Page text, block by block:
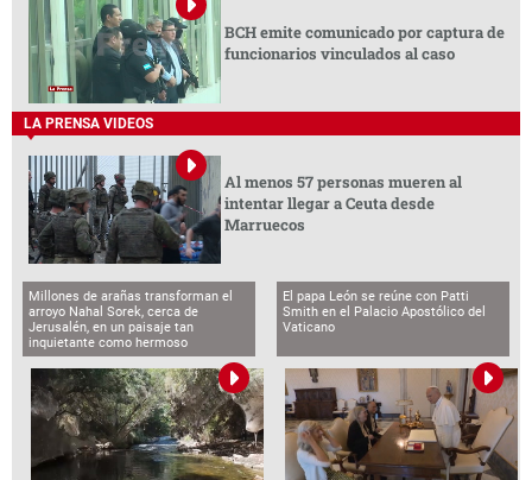
BCH emite comunicado por captura de
funcionarios vinculados al caso
LA PRENSA VIDEOS
Al menos 57 personas mueren al
intentar llegar a Ceuta desde
Marruecos
Millones de arañas transforman el
arroyo Nahal Sorek, cerca de
Jerusalén, en un paisaje tan
inquietante como hermoso
El papa León se reúne con Patti
Smith en el Palacio Apostólico del
Vaticano